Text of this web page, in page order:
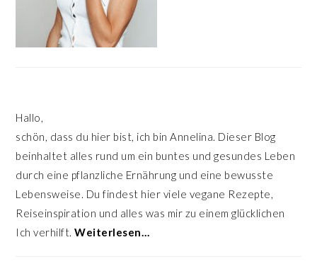
Hallo,
schön, dass du hier bist, ich bin Annelina. Dieser Blog
beinhaltet alles rund um ein buntes und gesundes Leben
durch eine pflanzliche Ernährung und eine bewusste
Lebensweise. Du findest hier viele vegane Rezepte,
Reiseinspiration und alles was mir zu einem glücklichen
Ich verhilft.Weiterlesen…